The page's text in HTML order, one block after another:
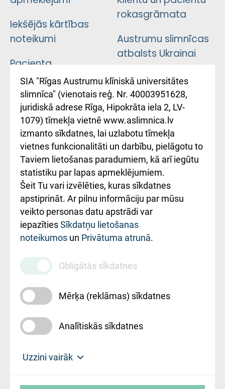
Iekšējās kārtības
noteikumi
Pacienta
atsauksmju/sūdzību
iesniegšanas
kārtība
Kā pie mums nokļūt
Rēķinu apmaksas
ceļvedis
Rekvizīti un
ārstniecības
iestādes kods
010000234
Maksas
pakalpojumu
cenrādis
rokasgrāmata
Austrumu slimnīcas
atbalsts Ukrainai
Підтримка Східної
лікарні та співпраця з
Україною
SIA "Rīgas Austrumu klīniskā universitātes
slimnīca" (vienotais reģ. Nr. 40003951628,
juridiskā adrese Rīga, Hipokrāta iela 2, LV-
1079) tīmekļa vietnē www.aslimnica.lv
izmanto sīkdatnes, lai uzlabotu tīmekļa
vietnes funkcionalitāti un darbību, pielāgotu to
Taviem lietošanas paradumiem, kā arī iegūtu
statistiku par lapas apmeklējumiem.
Šeit Tu vari izvēlēties, kuras sīkdatnes
apstiprināt. Ar pilnu informāciju par mūsu
veikto personas datu apstrādi var
iepazītiesSīkdatņu lietošanas
noteikumos un Privātuma atrunā.
Obligātās sīkdatnes
Mērķa (reklāmas) sīkdatnes
Analītiskās sīkdatnes
Uzzini vairāk